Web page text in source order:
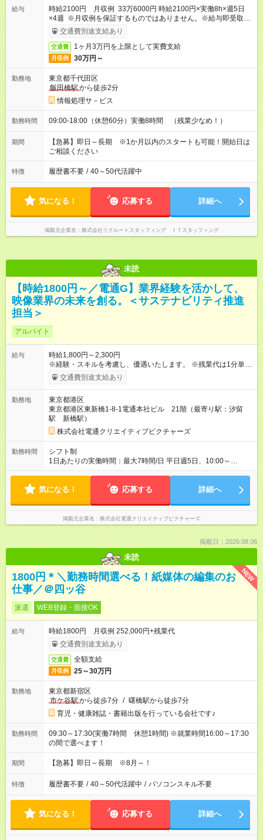
給与
時給2100円 月収例 33万6000円 時給2100円×実働8h×週5日
×4週 ※月収例を保証するものではありません。※給与即受取り
サービス利用可（利用条件有）
交通費別途支給あり
交通費 1ヶ月3万円を上限として実費支給
月収例 30万円～
勤務地
東京都千代田区
飯田橋駅から徒歩2分
情報処理サ－ビス
勤務時間 09:00-18:00（休憩60分）実働8時間 （残業少なめ！）
期間
【急募】即日～長期 ※1か月以内のスタートも可能！開始日は
ご相談ください
特徴 履歴書不要 / 40～50代活躍中
気になる！ 応募する 詳細へ
掲載元企業名 株式会社リクルートスタッフィング ＩＴスタッフィング
未読
【時給1800円～／電通G】業界経験を活かして、
映像業界の未来を創る。＜サステナビリティ推進
担当＞
アルバイト
給与
時給1,800円～2,300円
※経験・スキルを考慮し、優遇いたします。 ※残業代は1分単位
で全額支給します。 【試用期間】試用期間なし
交通費別途支給あり
勤務地
東京都港区
東京都港区東新橋1-8-1電通本社ビル 21階（最寄り駅：汐留
駅 新橋駅）
株式会社電通クリエイティブピクチャーズ
勤務時間
シフト制
1日あたりの実働時間：最大7時間/日 平日週5日、10:00～
18:00（実働7時間、休憩1時間） ・所定時間外勤務：あり（残
捗状況によります） ※上記時間から多少変更することもできま
ワークも可能です
気になる！ 応募する 詳細へ
掲載元企業名 株式会社電通クリエイティブピクチャーズ
掲載日：2026.08.06
未読
NEW
1800円＊＼勤務時間選べる！紙媒体の編集のお
仕事／＠四ッ谷
派遣 WEB登録・面接OK
給与
時給1800円 月収例 252,000円+残業代
交通費別途支給あり
交通費 全額支給
月収例 25～30万円
勤務地
東京都新宿区
市ケ谷駅から徒歩7分 / 曙橋駅から徒歩7分
育児・健康雑誌・書籍出版を行っている会社です♪
勤務時間
09:30～17:30(実働7時間 休憩1時間) ※就業時間16:00～17:30
の間で選べます！
期間 【急募】即日～長期 ※8月～！
特徴 履歴書不要 / 40～50代活躍中 / パソコンスキル不要
気になる！ 応募する 詳細へ